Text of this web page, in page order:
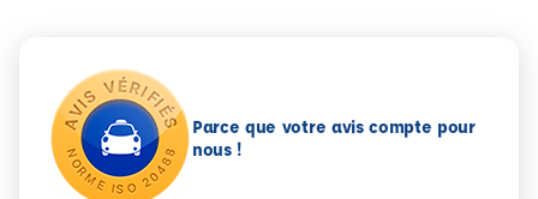
Parce que votre avis compte pour
nous !